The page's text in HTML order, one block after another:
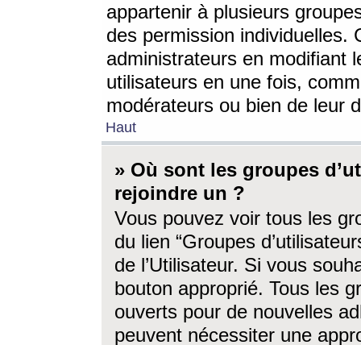
appartenir à plusieurs
des permission individuelles.
administrateurs en modifiant
utilisateurs en une fois,
modérateurs ou bien de leur
Haut
» Où sont les groupes
rejoindre un ?
Vous pouvez voir tous les
du lien “Groupes
de l’Utilisateur. Si vous
bouton approprié. Tous les
ouverts pour de nouvelles
peuvent nécessiter une